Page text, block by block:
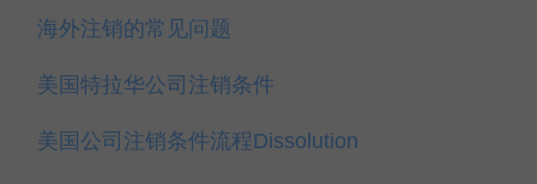
海外注销的常见问题
美国特拉华公司注销条件
美国公司注销条件流程Dissolution